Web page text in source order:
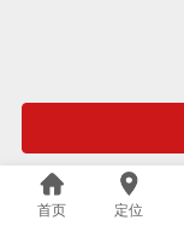
首页 定位